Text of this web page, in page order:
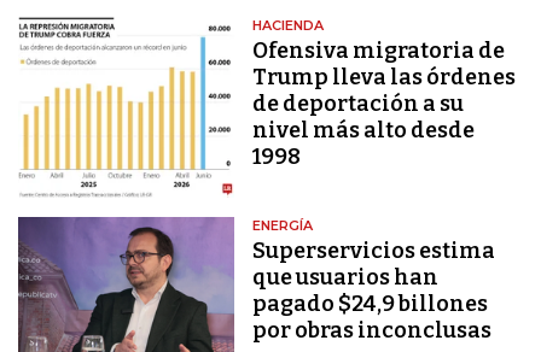
HACIENDA
Ofensiva migratoria de
Trump lleva las órdenes
de deportación a su
nivel más alto desde
1998
ENERGÍA
Superservicios estima
que usuarios han
pagado $24,9 billones
por obras inconclusas